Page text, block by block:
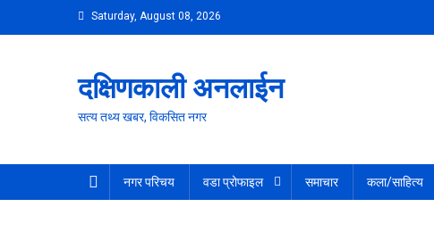
to
Saturday, August 08, 2026
दक्षिणकाली अनलाईन
सत्य तथ्य खबर, विकसित नगर
नगर परिचय वडा प्रोफाइल समाचार कला/साहित्य